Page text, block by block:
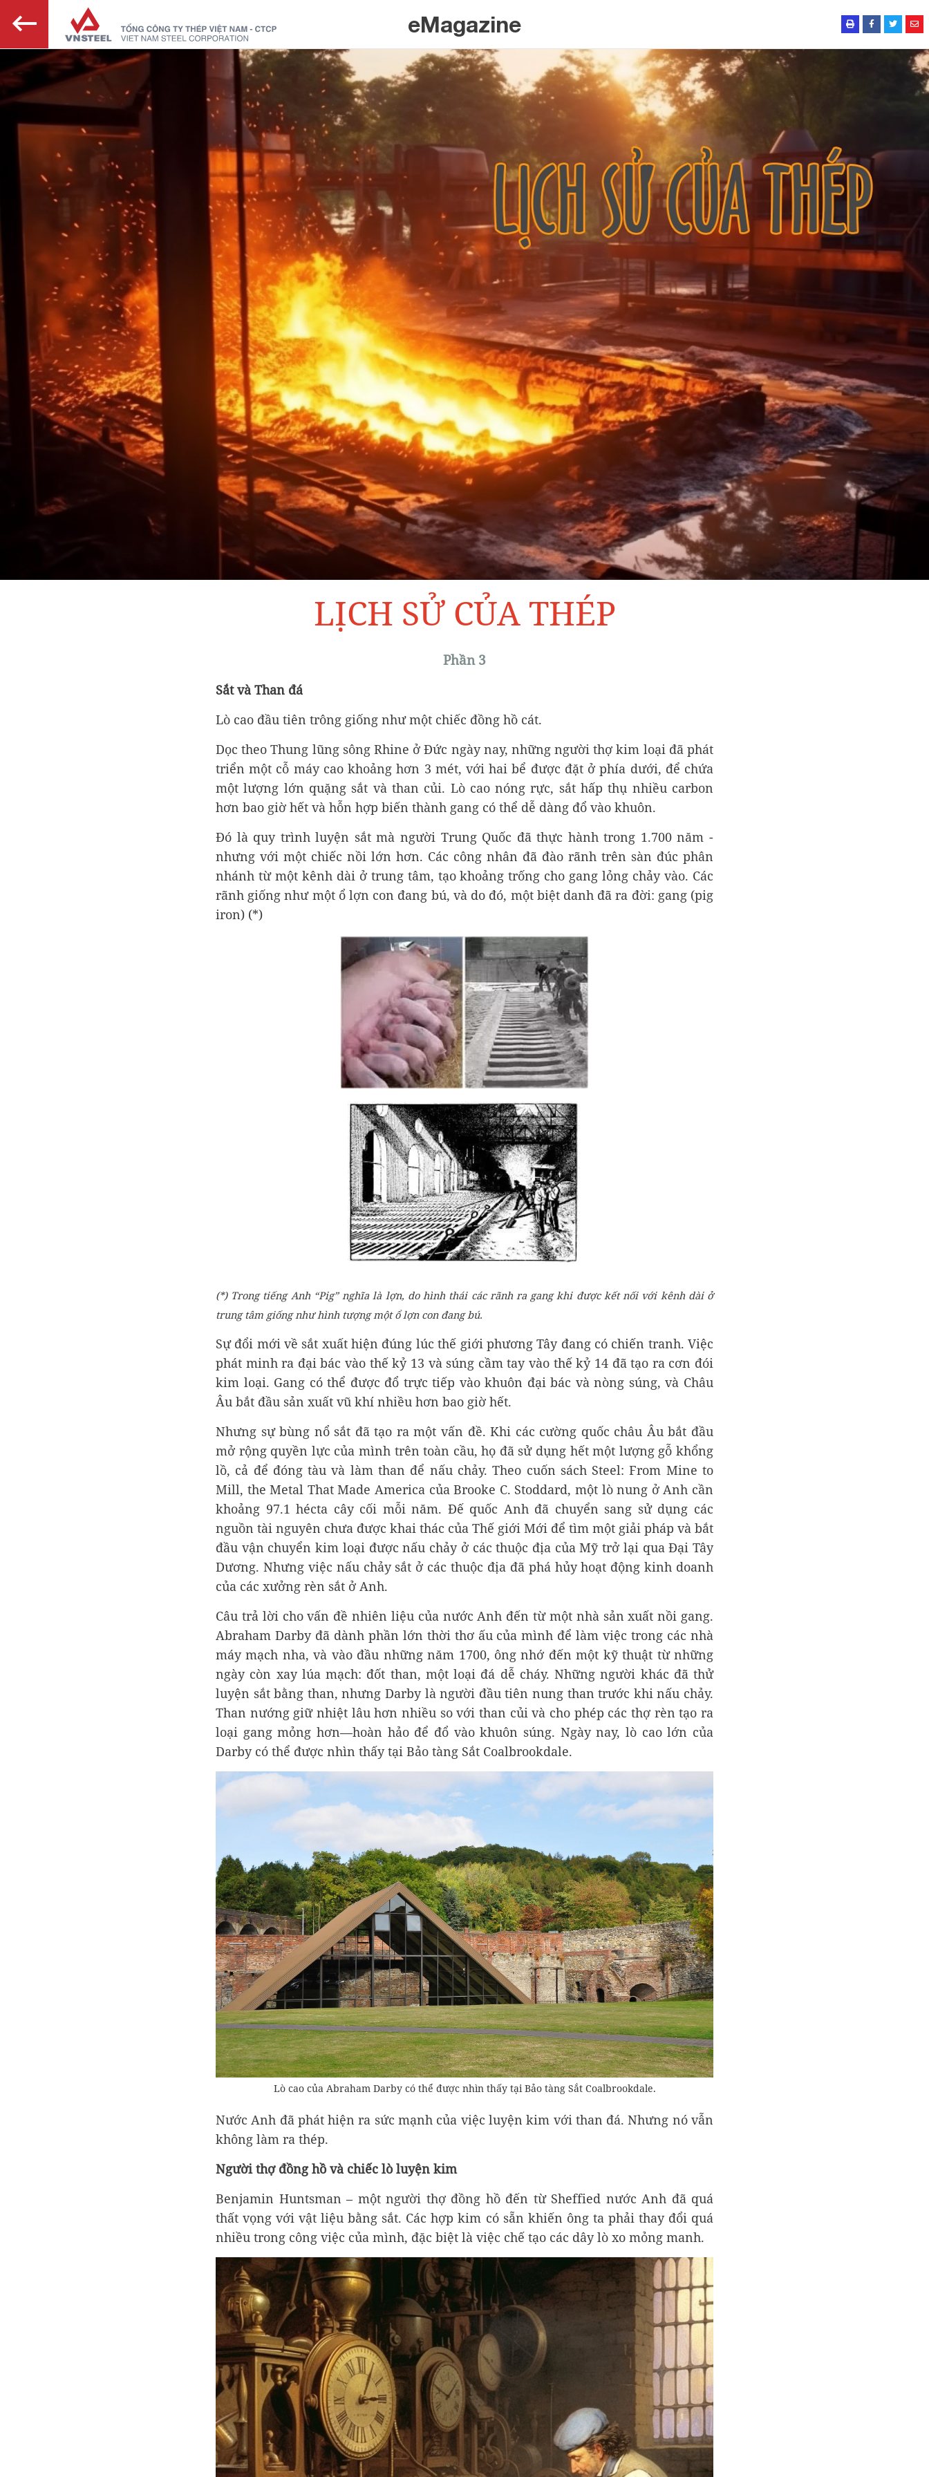
eMagazine
LỊCH SỬ CỦA THÉP
Phần 3
Sắt và Than đá
Lò cao đầu tiên trông giống như một chiếc đồng hồ cát.
Dọc theo Thung lũng sông Rhine ở Đức ngày nay, những người thợ kim loại đã phát
triển một cỗ máy cao khoảng hơn 3 mét, với hai bể được đặt ở phía dưới, để chứa
một lượng lớn quặng sắt và than củi. Lò cao nóng rực, sắt hấp thụ nhiều carbon
hơn bao giờ hết và hỗn hợp biến thành gang có thể dễ dàng đổ vào khuôn.
Đó là quy trình luyện sắt mà người Trung Quốc đã thực hành trong 1.700 năm -
nhưng với một chiếc nồi lớn hơn. Các công nhân đã đào rãnh trên sàn đúc phân
nhánh từ một kênh dài ở trung tâm, tạo khoảng trống cho gang lỏng chảy vào. Các
rãnh giống như một ổ lợn con đang bú, và do đó, một biệt danh đã ra đời: gang (pig
iron) (*)
(*) Trong tiếng Anh “Pig” nghĩa là lợn, do hình thái các rãnh ra gang khi được kết nối với kênh dài ở
trung tâm giống như hình tượng một ổ lợn con đang bú.
Sự đổi mới về sắt xuất hiện đúng lúc thế giới phương Tây đang có chiến tranh. Việc
phát minh ra đại bác vào thế kỷ 13 và súng cầm tay vào thế kỷ 14 đã tạo ra cơn đói
kim loại. Gang có thể được đổ trực tiếp vào khuôn đại bác và nòng súng, và Châu
Âu bắt đầu sản xuất vũ khí nhiều hơn bao giờ hết.
Nhưng sự bùng nổ sắt đã tạo ra một vấn đề. Khi các cường quốc châu Âu bắt đầu
mở rộng quyền lực của mình trên toàn cầu, họ đã sử dụng hết một lượng gỗ khổng
lồ, cả để đóng tàu và làm than để nấu chảy. Theo cuốn sách Steel: From Mine to
Mill, the Metal That Made America của Brooke C. Stoddard, một lò nung ở Anh cần
khoảng 97.1 hécta cây cối mỗi năm. Đế quốc Anh đã chuyển sang sử dụng các
nguồn tài nguyên chưa được khai thác của Thế giới Mới để tìm một giải pháp và bắt
đầu vận chuyển kim loại được nấu chảy ở các thuộc địa của Mỹ trở lại qua Đại Tây
Dương. Nhưng việc nấu chảy sắt ở các thuộc địa đã phá hủy hoạt động kinh doanh
của các xưởng rèn sắt ở Anh.
Câu trả lời cho vấn đề nhiên liệu của nước Anh đến từ một nhà sản xuất nồi gang.
Abraham Darby đã dành phần lớn thời thơ ấu của mình để làm việc trong các nhà
máy mạch nha, và vào đầu những năm 1700, ông nhớ đến một kỹ thuật từ những
ngày còn xay lúa mạch: đốt than, một loại đá dễ cháy. Những người khác đã thử
luyện sắt bằng than, nhưng Darby là người đầu tiên nung than trước khi nấu chảy.
Than nướng giữ nhiệt lâu hơn nhiều so với than củi và cho phép các thợ rèn tạo ra
loại gang mỏng hơn—hoàn hảo để đổ vào khuôn súng. Ngày nay, lò cao lớn của
Darby có thể được nhìn thấy tại Bảo tàng Sắt Coalbrookdale.
Lò cao của Abraham Darby có thể được nhìn thấy tại Bảo tàng Sắt Coalbrookdale.
Nước Anh đã phát hiện ra sức mạnh của việc luyện kim với than đá. Nhưng nó vẫn
không làm ra thép.
Người thợ đồng hồ và chiếc lò luyện kim
Benjamin Huntsman – một người thợ đồng hồ đến từ Sheffied nước Anh đã quá
thất vọng với vật liệu bằng sắt. Các hợp kim có sẵn khiến ông ta phải thay đổi quá
nhiều trong công việc của mình, đặc biệt là việc chế tạo các dây lò xo mỏng manh.